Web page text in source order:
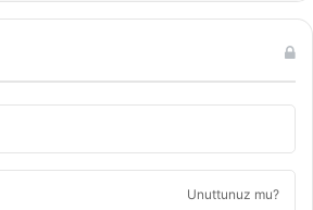
Unuttunuz mu?